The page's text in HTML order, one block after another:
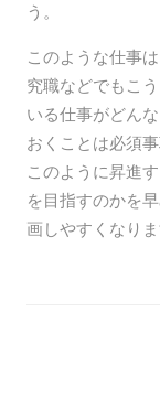
う。
このような仕事
究職などでもこ
いる仕事がどん
おくことは必須事
このように昇進
を目指すのかを
画しやすくなりま